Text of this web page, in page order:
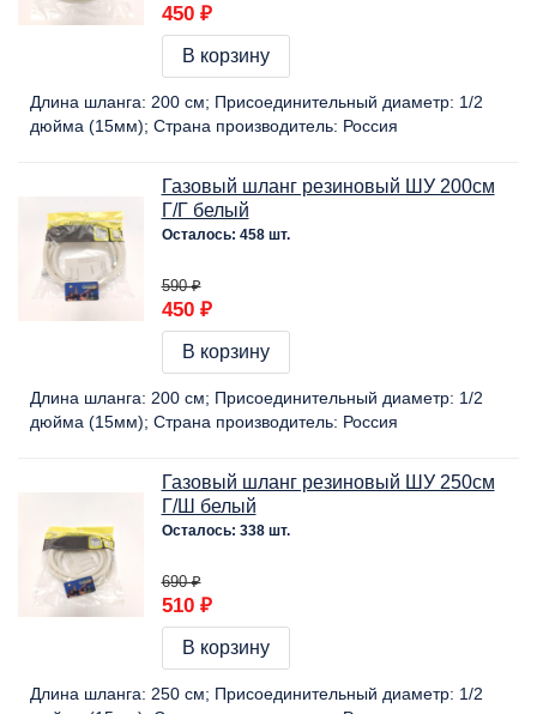
450 ₽
В корзину
Длина шланга: 200 cм Присоединительный диаметр: 1/2
дюйма (15мм) Страна производитель: Россия
Газовый шланг резиновый ШУ 200см
Г/Г белый
Осталось: 458 шт.
590 ₽
450 ₽
В корзину
Длина шланга: 200 cм Присоединительный диаметр: 1/2
дюйма (15мм) Страна производитель: Россия
Газовый шланг резиновый ШУ 250см
Г/Ш белый
Осталось: 338 шт.
690 ₽
510 ₽
В корзину
Длина шланга: 250 cм Присоединительный диаметр: 1/2